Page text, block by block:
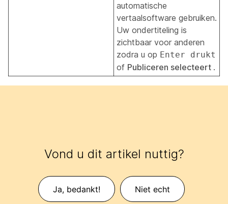
automatische
vertaalsoftware gebruiken.
Uw ondertiteling is
zichtbaar voor anderen
zodra u op Enter drukt
of Publiceren selecteert .
Vond u dit artikel nuttig?
Ja, bedankt! Niet echt